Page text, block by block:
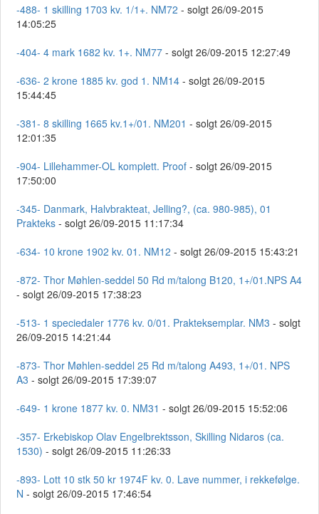
-488- 1 skilling 1703 kv. 1/1+. NM72 - solgt 26/09-2015
14:05:25
-404- 4 mark 1682 kv. 1+. NM77 - solgt 26/09-2015 12:27:49
-636- 2 krone 1885 kv. god 1. NM14 - solgt 26/09-2015
15:44:45
-381- 8 skilling 1665 kv.1+/01. NM201 - solgt 26/09-2015
12:01:35
-904- Lillehammer-OL komplett. Proof - solgt 26/09-2015
17:50:00
-345- Danmark, Halvbrakteat, Jelling?, (ca. 980-985), 01
Prakteks - solgt 26/09-2015 11:17:34
-634- 10 krone 1902 kv. 01. NM12 - solgt 26/09-2015 15:43:21
-872- Thor Møhlen-seddel 50 Rd m/talong B120, 1+/01.NPS A4
- solgt 26/09-2015 17:38:23
-513- 1 speciedaler 1776 kv. 0/01. Prakteksemplar. NM3 - solgt
26/09-2015 14:21:44
-873- Thor Møhlen-seddel 25 Rd m/talong A493, 1+/01. NPS
A3 - solgt 26/09-2015 17:39:07
-649- 1 krone 1877 kv. 0. NM31 - solgt 26/09-2015 15:52:06
-357- Erkebiskop Olav Engelbrektsson, Skilling Nidaros (ca.
1530) - solgt 26/09-2015 11:26:33
-893- Lott 10 stk 50 kr 1974F kv. 0. Lave nummer, i rekkefølge.
N - solgt 26/09-2015 17:46:54